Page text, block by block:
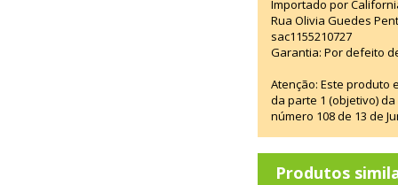
Importado por
Rua Olivia Guedes
sac1155210727
Garantia: Por defeito
Atenção: Este produto
da parte 1 (objetivo)
número 108 de 13 de
Produtos